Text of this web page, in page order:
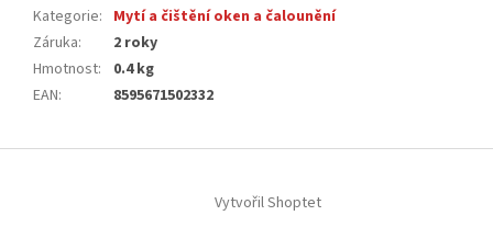
Kategorie: Mytí a čištění oken a čalounění
Záruka:
2 roky
Hmotnost:
0.4 kg
EAN: 8595671502332
Vytvořil Shoptet